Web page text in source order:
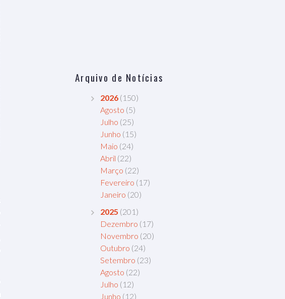
Arquivo de Notícias
2026 (150)
Agosto (5)
Julho (25)
Junho (15)
Maio (24)
Abril (22)
Março (22)
Fevereiro (17)
Janeiro (20)
2025 (201)
Dezembro (17)
Novembro (20)
Outubro (24)
Setembro (23)
Agosto (22)
Julho (12)
Junho (12)